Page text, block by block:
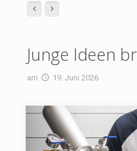
Junge Ideen
am 19. Juni 2026